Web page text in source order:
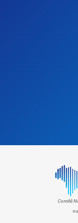
Comitê